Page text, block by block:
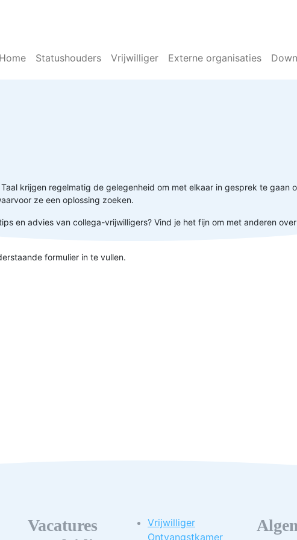
Home Statushouders Vrijwilliger Externe organisaties
krijgen regelmatig de gelegenheid om met elkaar in gesprek te
ze een oplossing zoeken.
en advies van collega-vrijwilligers? Vind je het fijn om met anderen
formulier in te vullen.
Vacatures
Vrijwilliger
Ontvangstkamer